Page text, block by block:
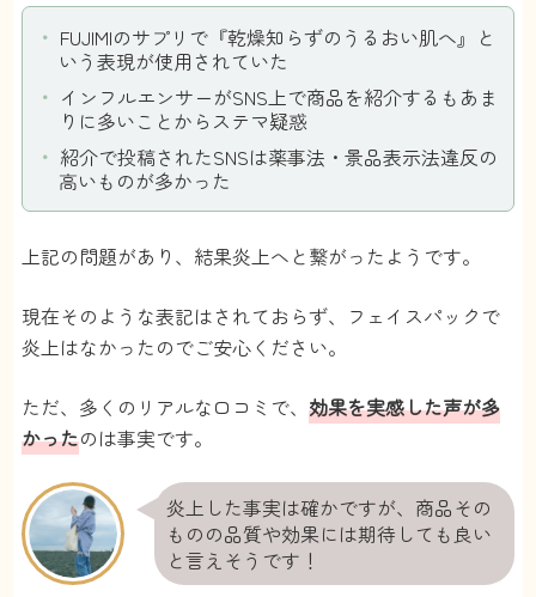
FUJIMIのサプリで『乾燥知らずのうるおい肌へ』と
いう表現が使用されていた
インフルエンサーがSNS上で商品を紹介するもあま
りに多いことからステマ疑惑
紹介で投稿されたSNSは薬事法・景品表示法違反の
高いものが多かった
上記の問題があり、結果炎上へと繋がったようです。
現在そのような表記はされておらず、フェイスパックで
炎上はなかったのでご安心ください。
ただ、多くのリアルな口コミで、効果を実感した声が多
かったのは事実です。
炎上した事実は確かですが、商品その
ものの品質や効果には期待しても良い
と言えそうです！